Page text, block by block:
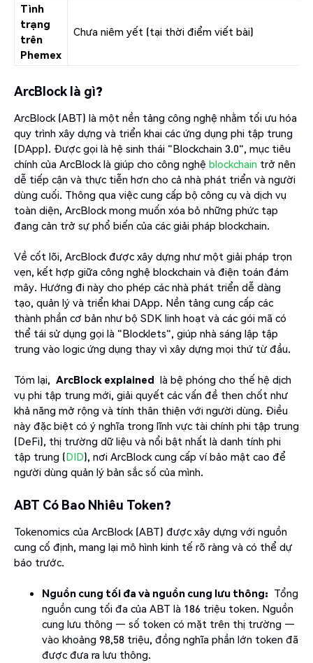
Tình
trạng
trên
Phemex
Chưa niêm yết (tại thời điểm viết bài)
ArcBlock là gì?
ArcBlock (ABT) là một nền tảng công nghệ nhằm tối ưu hóa
quy trình xây dựng và triển khai các ứng dụng phi tập trung
(DApp). Được gọi là hệ sinh thái "Blockchain 3.0", mục tiêu
chính của ArcBlock là giúp cho công nghệ blockchain trở nên
dễ tiếp cận và thực tiễn hơn cho cả nhà phát triển và người
dùng cuối. Thông qua việc cung cấp bộ công cụ và dịch vụ
toàn diện, ArcBlock mong muốn xóa bỏ những phức tạp
đang cản trở sự phổ biến của các giải pháp blockchain.
Về cốt lõi, ArcBlock được xây dựng như một giải pháp trọn
vẹn, kết hợp giữa công nghệ blockchain và điện toán đám
mây. Hướng đi này cho phép các nhà phát triển dễ dàng
tạo, quản lý và triển khai DApp. Nền tảng cung cấp các
thành phần cơ bản như bộ SDK linh hoạt và các gói mã có
thể tái sử dụng gọi là "Blocklets", giúp nhà sáng lập tập
trung vào logic ứng dụng thay vì xây dựng mọi thứ từ đầu.
Tóm lại, ArcBlock explained là bệ phóng cho thế hệ dịch
vụ phi tập trung mới, giải quyết các vấn đề then chốt như
khả năng mở rộng và tính thân thiện với người dùng. Điều
này đặc biệt có ý nghĩa trong lĩnh vực tài chính phi tập trung
(DeFi), thị trường dữ liệu và nổi bật nhất là danh tính phi
tập trung (DID), nơi ArcBlock cung cấp ví bảo mật cao để
người dùng quản lý bản sắc số của mình.
ABT Có Bao Nhiêu Token?
Tokenomics của ArcBlock (ABT) được xây dựng với nguồn
cung cố định, mang lại mô hình kinh tế rõ ràng và có thể dự
báo trước.
Nguồn cung tối đa và nguồn cung lưu thông: Tổng
nguồn cung tối đa của ABT là 186 triệu token. Nguồn
cung lưu thông — số token có mặt trên thị trường —
vào khoảng 98,58 triệu, đồng nghĩa phần lớn token đã
được đưa ra lưu thông.